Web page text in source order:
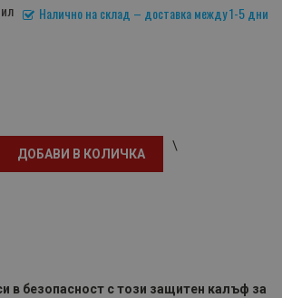
Налично на склад – доставка между 1-5 дни
ДОБАВИ В КОЛИЧКА
\
в безопасност с този защитен калъф за